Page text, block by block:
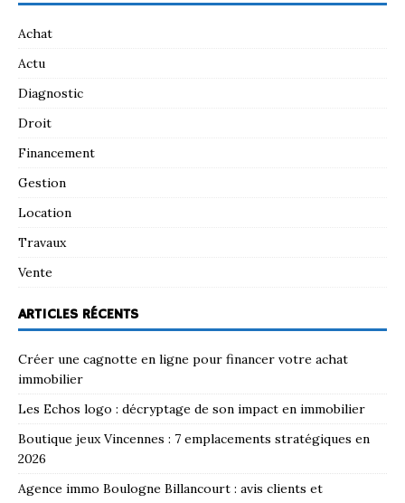
Achat
Actu
Diagnostic
Droit
Financement
Gestion
Location
Travaux
Vente
ARTICLES RÉCENTS
Créer une cagnotte en ligne pour financer votre achat
immobilier
Les Echos logo : décryptage de son impact en immobilier
Boutique jeux Vincennes : 7 emplacements stratégiques en
2026
Agence immo Boulogne Billancourt : avis clients et